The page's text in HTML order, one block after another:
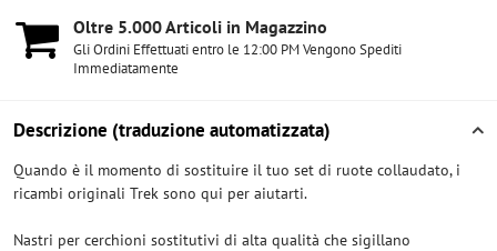
Oltre 5​.000 Articoli in Magazzino
Gli Ordini Effettuati entro le 12:00 PM Vengono Spediti
Immediatamente
Descrizione (traduzione automatizzata)
Quando è il momento di sostituire il tuo set di ruote collaudato, i
ricambi originali Trek sono qui per aiutarti.
Nastri per cerchioni sostitutivi di alta qualità che sigillano